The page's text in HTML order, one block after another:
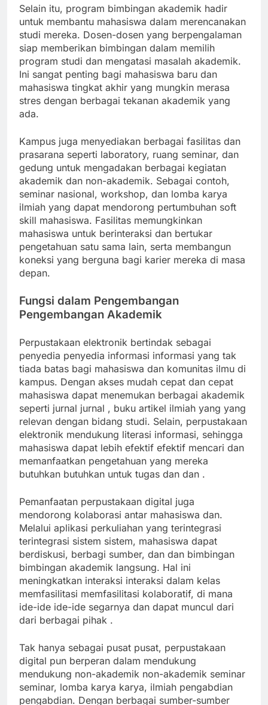
Selain itu, program bimbingan akademik hadir
untuk membantu mahasiswa dalam merencanakan
studi mereka. Dosen-dosen yang berpengalaman
siap memberikan bimbingan dalam memilih
program studi dan mengatasi masalah akademik.
Ini sangat penting bagi mahasiswa baru dan
mahasiswa tingkat akhir yang mungkin merasa
stres dengan berbagai tekanan akademik yang
ada.
Kampus juga menyediakan berbagai fasilitas dan
prasarana seperti laboratory, ruang seminar, dan
gedung untuk mengadakan berbagai kegiatan
akademik dan non-akademik. Sebagai contoh,
seminar nasional, workshop, dan lomba karya
ilmiah yang dapat mendorong pertumbuhan soft
skill mahasiswa. Fasilitas memungkinkan
mahasiswa untuk berinteraksi dan bertukar
pengetahuan satu sama lain, serta membangun
koneksi yang berguna bagi karier mereka di masa
depan.
Fungsi dalam Pengembangan
Pengembangan Akademik
Perpustakaan elektronik bertindak sebagai
penyedia penyedia informasi informasi yang tak
tiada batas bagi mahasiswa dan komunitas ilmu di
kampus. Dengan akses mudah cepat dan cepat
mahasiswa dapat menemukan berbagai akademik
seperti jurnal jurnal , buku artikel ilmiah yang yang
relevan dengan bidang studi. Selain, perpustakaan
elektronik mendukung literasi informasi, sehingga
mahasiswa dapat lebih efektif efektif mencari dan
memanfaatkan pengetahuan yang mereka
butuhkan butuhkan untuk tugas dan dan .
Pemanfaatan perpustakaan digital juga
mendorong kolaborasi antar mahasiswa dan.
Melalui aplikasi perkuliahan yang terintegrasi
terintegrasi sistem sistem, mahasiswa dapat
berdiskusi, berbagi sumber, dan dan bimbingan
bimbingan akademik langsung. Hal ini
meningkatkan interaksi interaksi dalam kelas
memfasilitasi memfasilitasi kolaboratif, di mana
ide-ide ide-ide segarnya dan dapat muncul dari
dari berbagai pihak .
Tak hanya sebagai pusat pusat, perpustakaan
digital pun berperan dalam mendukung
mendukung non-akademik non-akademik seminar
seminar, lomba karya karya, ilmiah pengabdian
pengabdian. Dengan berbagai sumber-sumber